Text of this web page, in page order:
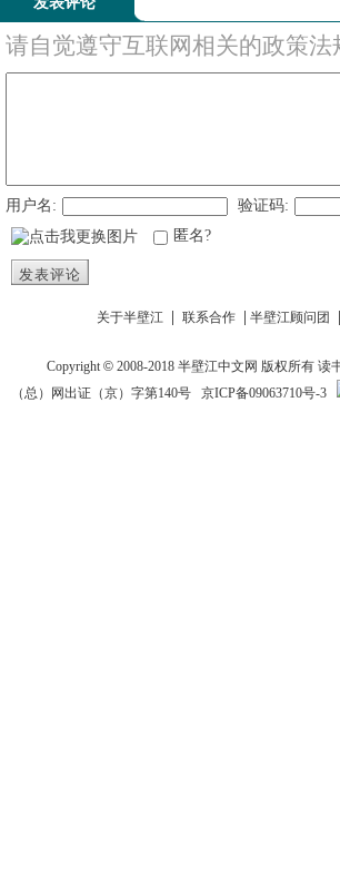
请自觉遵守互联网相关的政策
用户名:
验证码:
匿名?
发表评论
关于半壁江 联系合作 半壁江顾问团
Copyright © 2008-2018半壁江中文网 版权所有读
（总）网出证（京）字第140号 京ICP备09063710号-3